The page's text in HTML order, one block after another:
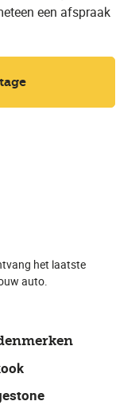
een afspraak
het laatste
auto.